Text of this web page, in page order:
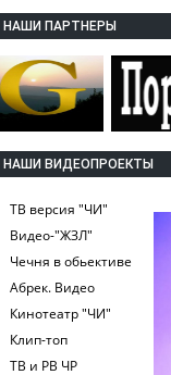
НАШИ ПАРТНЕРЫ
НАШИ ВИДЕОПРОЕКТЫ
ТВ версия "ЧИ"
Видео-"ЖЗЛ"
Чечня в обьективе
Абрек. Видео
Кинотеатр "ЧИ"
Клип-топ
ТВ и РВ ЧР